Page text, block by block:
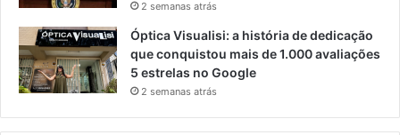
2 semanas atrás
Óptica Visualisi: a história de dedicação
que conquistou mais de 1.000 avaliações
5 estrelas no Google
2 semanas atrás